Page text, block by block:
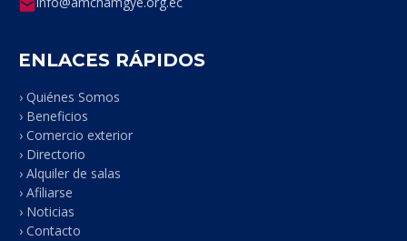
ENLACES RÁPIDOS
› Quiénes Somos
› Beneficios
› Comercio exterior
› Directorio
› Alquiler de salas
› Afiliarse
› Noticias
› Contacto